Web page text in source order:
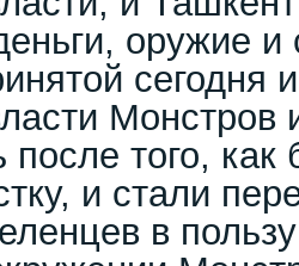
оружие и
сегодня
Монстров
после того,
и стали
в